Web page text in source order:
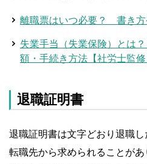
離職票はいつ必要？ 書き方
失業手当（失業保険）とは
額・手続き方法【社労士監修
退職証明書
退職証明書は文字どおり退職し
転職先から求められることが